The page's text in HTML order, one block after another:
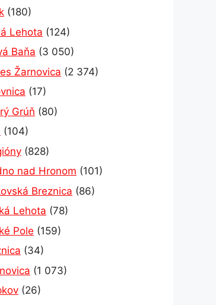
(180)
Lehota (124)
Baňa (3 050)
Žarnovica (2 374)
(17)
Grúň (80)
(104)
(828)
nad Hronom (101)
Breznica (86)
Lehota (78)
Pole (159)
(34)
(1 073)
(26)